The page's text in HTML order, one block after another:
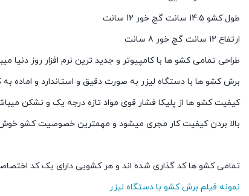
طول کشو 14.5 سانت گچ خور 12 سانت
ارتفاع 12 سانت گچ خور 8 سانت
طراحی تمامی کشو ها با کامپیوتر و جدید ترین نرم افزار روز
برش کشو ها با دستگاه لیزر به صورت دقیق و استاندارد و اماده به
کیفیت کشو ها از پلیکا فشار قوی مواد تازه درجه یک و نشکن
بالا بردن کیفیت کار مجری میشود و مهمترین خصوصیت کشو
تمامی کشو ها کد گذاری شده اند و هر کشویی دارای یک کد
نمونه فیلم برش کشو با دستگاه لیزر